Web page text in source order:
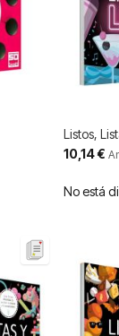
Listos,
Precio
especial
10,14 €
No está